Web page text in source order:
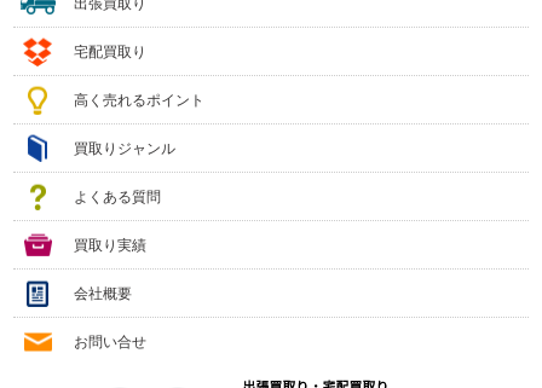
宅配買取り
高く売れるポイント
買取りジャンル
よくある質問
買取り実績
会社概要
お問い合せ